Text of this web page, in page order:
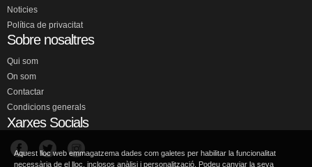
Noticies
Política de privacitat
Sobre nosaltres
Qui som
On som
Contactar
Condicions generals
Xarxes Socials
Aquest lloc web emmagatzema dades com galetes per habilitar la funcionalitat
necessària de el lloc, inclosos anàlisi i personalització. Podeu canviar la seva